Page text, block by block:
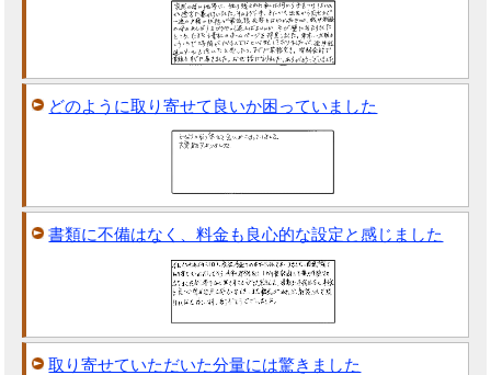
どのように取り寄せて良いか困っていました
書類に不備はなく、料金も良心的な設定と感じました
取り寄せていただいた分量には驚きました